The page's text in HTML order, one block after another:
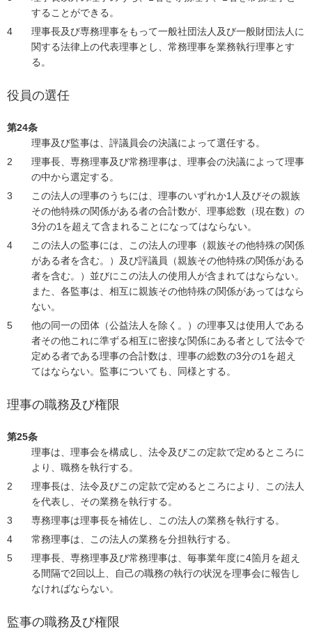
することができる。
理事長及び専務理事をもって一般社団法人及び一般財団法人に
関する法律上の代表理事とし、常務理事を業務執行理事とす
る。
役員の選任
第24条
理事及び監事は、評議員会の決議によって選任する。
理事長、専務理事及び常務理事は、理事会の決議によって理事
の中から選定する。
この法人の理事のうちには、理事のいずれか1人及びその親族
その他特殊の関係がある者の合計数が、理事総数（現在数）の
3分の1を超えて含まれることになってはならない。
この法人の監事には、この法人の理事（親族その他特殊の関係
がある者を含む。）及び評議員（親族その他特殊の関係がある
者を含む。）並びにこの法人の使用人が含まれてはならない。
また、各監事は、相互に親族その他特殊の関係があってはなら
ない。
他の同一の団体（公益法人を除く。）の理事又は使用人である
者その他これに準ずる相互に密接な関係にある者として法令で
定める者である理事の合計数は、理事の総数の3分の1を超え
てはならない。監事についても、同様とする。
理事の職務及び権限
第25条
理事は、理事会を構成し、法令及びこの定款で定めるところに
より、職務を執行する。
理事長は、法令及びこの定款で定めるところにより、この法人
を代表し、その業務を執行する。
専務理事は理事長を補佐し、この法人の業務を執行する。
常務理事は、この法人の業務を分担執行する。
理事長、専務理事及び常務理事は、毎事業年度に4箇月を超え
る間隔で2回以上、自己の職務の執行の状況を理事会に報告し
なければならない。
監事の職務及び権限